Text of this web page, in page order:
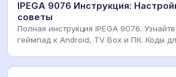
IPEGA 9076 Инструкция:
советы
Полная инструкция IPEGA 9076.
геймпад к Android, TV Box и ПК. Коды